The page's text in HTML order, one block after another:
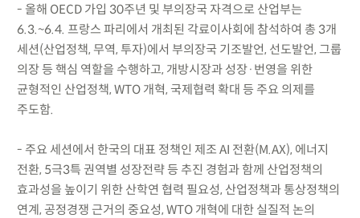
- 올해 OECD 가입 30주년 및 부의장국 자격으로 산업부는
6.3.~6.4. 프랑스 파리에서 개최된 각료이사회에 참석하여 총 3개
세션(산업정책, 무역, 투자)에서 부의장국 기조발언, 선도발언, 그룹
의장 등 핵심 역할을 수행하고, 개방시장과 성장·번영을 위한
균형적인 산업정책, WTO 개혁, 국제협력 확대 등 주요 의제를
주도함.
- 주요 세션에서 한국의 대표 정책인 제조 AI 전환(M.AX), 에너지
전환, 5극3특 권역별 성장전략 등 추진 경험과 함께 산업정책의
효과성을 높이기 위한 산학연 협력 필요성, 산업정책과 통상정책의
연계, 공정경쟁 근거의 중요성, WTO 개혁에 대한 실질적 논의